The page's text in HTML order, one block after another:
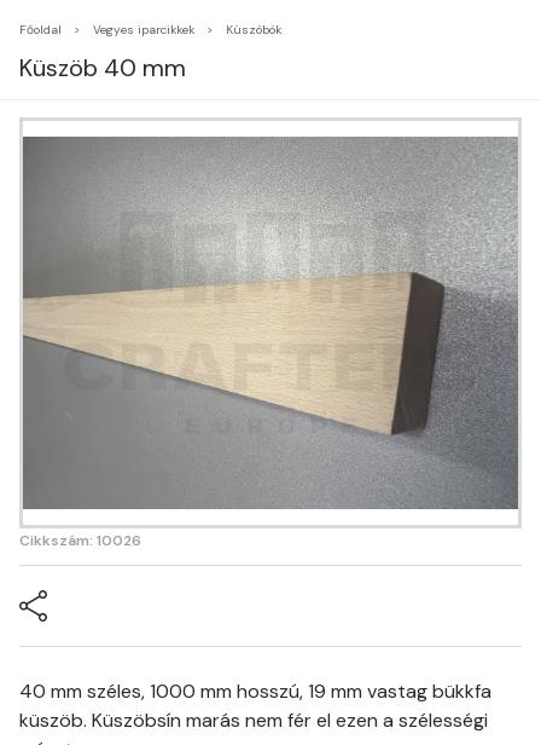
Főoldal Vegyes iparcikkek Küszöbök
Küszöb 40 mm
Cikkszám: 10026
40 mm széles, 1000 mm hosszú, 19 mm vastag bükkfa
küszöb. Küszöbsín marás nem fér el ezen a szélességi